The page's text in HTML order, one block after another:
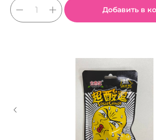
Добавить в